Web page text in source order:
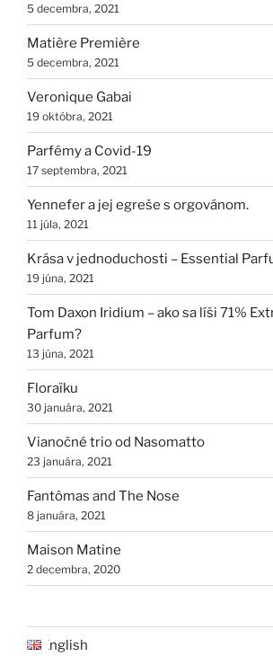
5 decembra, 2021
Matière Première
5 decembra, 2021
Veronique Gabai
19 októbra, 2021
Parfémy a Covid-19
17 septembra, 2021
Yennefer a jej egreše s orgovánom.
11 júla, 2021
Krása v jednoduchosti – Essential
19 júna, 2021
Tom Daxon Iridium – ako sa líši 71%
Parfum?
13 júna, 2021
Floraïku
30 januára, 2021
Vianočné trio od Nasomatto
23 januára, 2021
Fantômas and The Nose
8 januára, 2021
Maison Matine
2 decembra, 2020
English